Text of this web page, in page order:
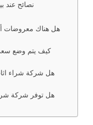
نصائح عند
هل هناك معروضات
كيف يتم وضع
هل شركة شراء
هل توفر شركة